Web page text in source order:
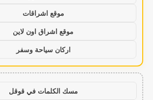
موقع اشراقات
موقع اشراق اون لاين
اركان سياحة وسفر
مسك الكلمات في قوقل